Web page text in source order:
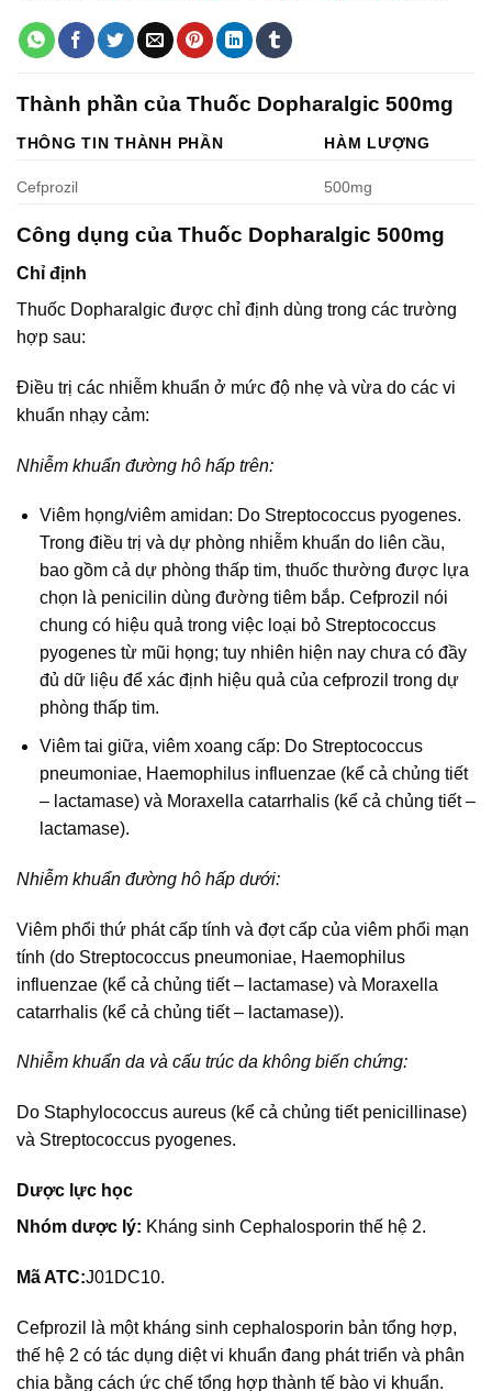
Thành phần của Thuốc Dopharalgic 500mg
THÔNG TIN THÀNH PHẦN HÀM LƯỢNG
Cefprozil 500mg
Công dụng của Thuốc Dopharalgic 500mg
Chỉ định
Thuốc Dopharalgic được chỉ định dùng trong các trường
hợp sau:
Điều trị các nhiễm khuẩn ở mức độ nhẹ và vừa do các vi
khuẩn nhạy cảm:
Nhiễm khuẩn đường hô hấp trên:
Viêm họng/viêm amidan: Do Streptococcus pyogenes.
Trong điều trị và dự phòng nhiễm khuẩn do liên cầu,
bao gồm cả dự phòng thấp tim, thuốc thường được lựa
chọn là penicilin dùng đường tiêm bắp. Cefprozil nói
chung có hiệu quả trong việc loại bỏ Streptococcus
pyogenes từ mũi họng; tuy nhiên hiện nay chưa có đầy
đủ dữ liệu để xác định hiệu quả của cefprozil trong dự
phòng thấp tim.
Viêm tai giữa, viêm xoang cấp: Do Streptococcus
pneumoniae, Haemophilus influenzae (kể cả chủng tiết
– lactamase) và Moraxella catarrhalis (kể cả chủng tiết –
lactamase).
Nhiễm khuẩn đường hô hấp dưới:
Viêm phổi thứ phát cấp tính và đợt cấp của viêm phổi mạn
tính (do Streptococcus pneumoniae, Haemophilus
influenzae (kể cả chủng tiết – lactamase) và Moraxella
catarrhalis (kể cả chủng tiết – lactamase)).
Nhiễm khuẩn da và cấu trúc da không biến chứng:
Do Staphylococcus aureus (kể cả chủng tiết penicillinase)
và Streptococcus pyogenes.
Dược lực học
Nhóm dược lý: Kháng sinh Cephalosporin thế hệ 2.
Mã ATC:J01DC10.
Cefprozil là một kháng sinh cephalosporin bản tổng hợp,
thế hệ 2 có tác dụng diệt vi khuẩn đang phát triển và phân
chia bằng cách ức chế tổng hợp thành tế bào vi khuẩn.